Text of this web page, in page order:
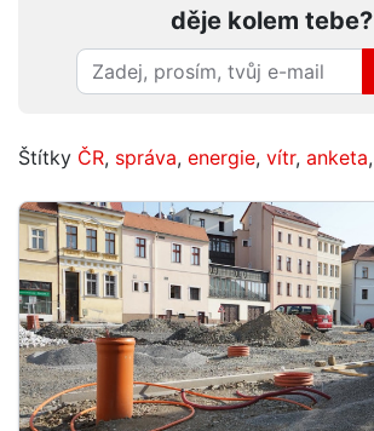
děje kolem tebe?
Štítky ČR, správa, energie, vítr, anketa,